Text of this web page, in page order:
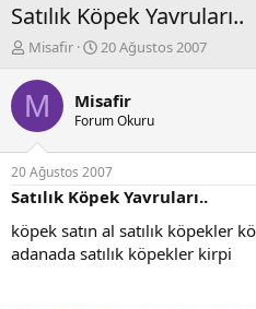
Satılık Köpek Yavruları..
K
n
b
y
u
b
a
l
a
Misafir
B
l
a
g
ı
ç
a
r
20 Ağustos 2007
M Misafir
Forum Okuru
20 Ağustos 2007
Satılık Köpek Yavruları..
köpek satın al satılık köpekler
adanada satılık köpekler kirpi